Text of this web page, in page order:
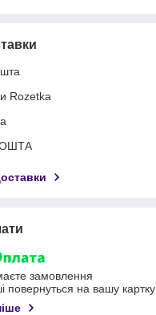
Rozetka
замовлення
повернуться на вашу картку